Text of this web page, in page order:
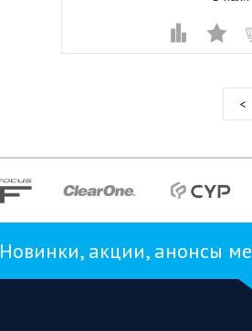
Новинки, акции, анонсы